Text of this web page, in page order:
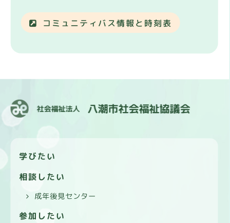
コミュニティバス情報と時刻表
学びたい
相談したい
成年後見センター
参加したい